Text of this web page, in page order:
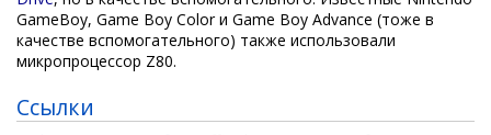
GameBoy, Game Boy Color и Game Boy Advance (тоже в
качестве вспомогательного) также использовали
микропроцессор Z80.
Ссылки